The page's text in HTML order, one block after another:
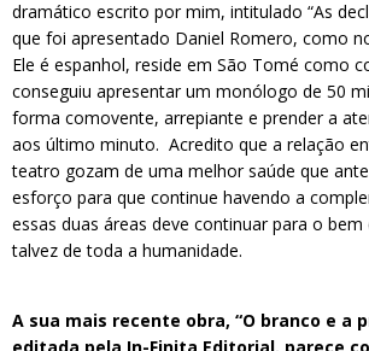
dramático escrito por mim, intitulado “As
que foi apresentado Daniel Romero, como
Ele é espanhol, reside em São Tomé como
conseguiu apresentar um monólogo de 50
forma comovente, arrepiante e prender a
aos último minuto. Acredito que a relação
teatro gozam de uma melhor saúde que
esforço para que continue havendo a
essas duas áreas deve continuar para o
talvez de toda a humanidade.
A sua mais recente obra, “O branco e a